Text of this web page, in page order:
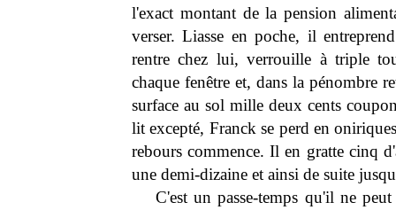
l'exact montant de la pension
verser. Liasse en poche, il
rentre chez lui, verrouille à triple
chaque fenêtre et, dans la pénombre
surface au sol mille deux cents
lit excepté, Franck se perd en
rebours commence. Il en gratte cinq
une demi-dizaine et ainsi de suite
C'est un passe-temps qu'il ne